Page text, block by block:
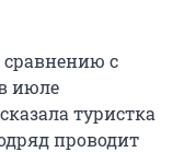
с
июле
туристка
проводит